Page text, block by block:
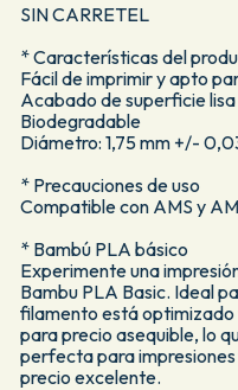
SIN CARRETEL
* Características del
Fácil de imprimir y apto
Acabado de superficie lisa
Biodegradable
Diámetro: 1,75 mm +/-
* Precauciones de uso
Compatible con AMS y
* Bambú PLA básico
Experimente una
Bambu PLA Basic. Ideal
filamento está
para precio asequible, lo
perfecta para
precio excelente.